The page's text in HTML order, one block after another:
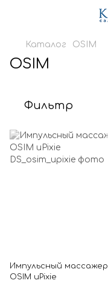
Каталог OSIM
OSIM
Фильтр
Импульсный массажер
OSIM uPixie